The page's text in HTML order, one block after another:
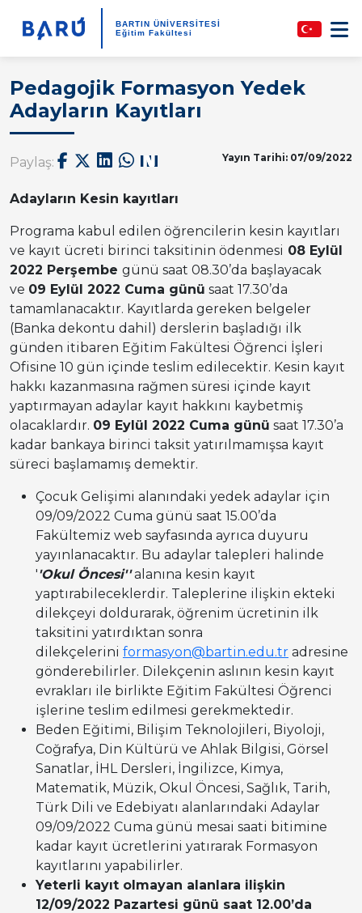
BARTIN ÜNİVERSİTESİ
Eğitim Fakültesi
Pedagojik Formasyon Yedek
Adayların Kayıtları
Paylaş: Yayın Tarihi: 07/09/2022
Adayların Kesin kayıtları
Programa kabul edilen öğrencilerin kesin kayıtları
ve kayıt ücreti birinci taksitinin ödenmesi 08 Eylül
2022 Perşembe günü saat 08.30’da başlayacak
ve 09 Eylül 2022 Cuma günü saat 17.30’da
tamamlanacaktır. Kayıtlarda gereken belgeler
(Banka dekontu dahil) derslerin başladığı ilk
günden itibaren Eğitim Fakültesi Öğrenci İşleri
Ofisine 10 gün içinde teslim edilecektir. Kesin kayıt
hakkı kazanmasına rağmen süresi içinde kayıt
yaptırmayan adaylar kayıt hakkını kaybetmiş
olacaklardır. 09 Eylül 2022 Cuma günü saat 17.30’a
kadar bankaya birinci taksit yatırılmamışsa kayıt
süreci başlamamış demektir.
Çocuk Gelişimi alanındaki yedek adaylar için
09/09/2022 Cuma günü saat 15.00’da
Fakültemiz web sayfasında ayrıca duyuru
yayınlanacaktır. Bu adaylar talepleri halinde
''Okul Öncesi''alanına kesin kayıt
yaptırabileceklerdir. Taleplerine ilişkin ekteki
dilekçeyi doldurarak, öğrenim ücretinin ilk
taksitini yatırdıktan sonra
dilekçelerini formasyon@bartin.edu.tr adresine
gönderebilirler. Dilekçenin aslının kesin kayıt
evrakları ile birlikte Eğitim Fakültesi Öğrenci
işlerine teslim edilmesi gerekmektedir.
Beden Eğitimi, Bilişim Teknolojileri, Biyoloji,
Coğrafya, Din Kültürü ve Ahlak Bilgisi, Görsel
Sanatlar, İHL Dersleri, İngilizce, Kimya,
Matematik, Müzik, Okul Öncesi, Sağlık, Tarih,
Türk Dili ve Edebiyatı alanlarındaki Adaylar
09/09/2022 Cuma günü mesai saati bitimine
kadar kayıt ücretlerini yatırarak Formasyon
kayıtlarını yapabilirler.
Yeterli kayıt olmayan alanlara ilişkin
12/09/2022 Pazartesi günü saat 12.00’da